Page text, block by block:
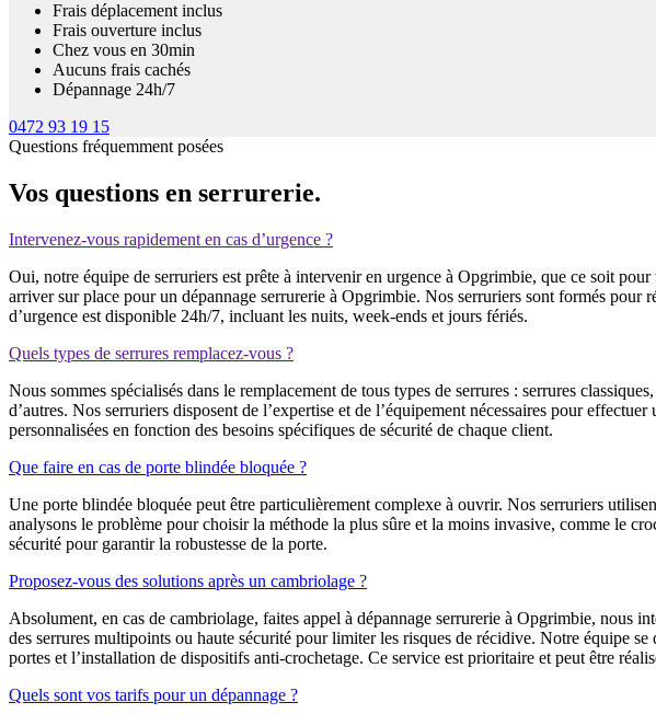
Frais déplacement inclus
Frais ouverture inclus
Chez vous en 30min
Aucuns frais cachés
Dépannage 24h/7
0472 93 19 15
Questions fréquemment posées
Vos questions en serrurerie.
Intervenez-vous rapidement en cas d’urgence ?
Oui, notre équipe de serruriers est prête à intervenir en urgence à Opgrimbie, que ce soit
arriver sur place pour un dépannage serrurerie à Opgrimbie. Nos serruriers sont formés pour
d’urgence est disponible 24h/7, incluant les nuits, week-ends et jours fériés.
Quels types de serrures remplacez-vous ?
Nous sommes spécialisés dans le remplacement de tous types de serrures : serrures
d’autres. Nos serruriers disposent de l’expertise et de l’équipement nécessaires pour
personnalisées en fonction des besoins spécifiques de sécurité de chaque client.
Que faire en cas de porte blindée bloquée ?
Une porte blindée bloquée peut être particulièrement complexe à ouvrir. Nos serruriers
analysons le problème pour choisir la méthode la plus sûre et la moins invasive, comme le
sécurité pour garantir la robustesse de la porte.
Proposez-vous des solutions après un cambriolage ?
Absolument, en cas de cambriolage, faites appel à dépannage serrurerie à Opgrimbie, nous
des serrures multipoints ou haute sécurité pour limiter les risques de récidive. Notre équipe
portes et l’installation de dispositifs anti-crochetage. Ce service est prioritaire et peut être
Quels sont vos tarifs pour un dépannage ?